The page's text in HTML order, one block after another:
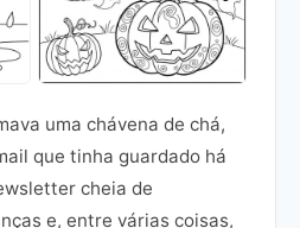
uma chávena de chá,
que tinha guardado há
cheia de
e, entre várias coisas,